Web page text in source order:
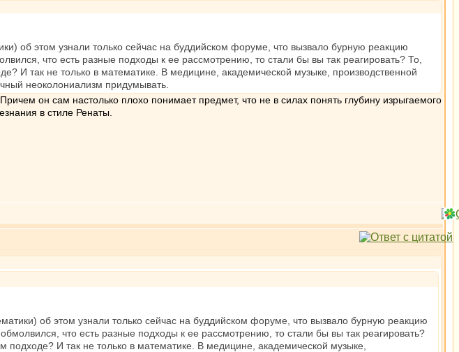
об этом узнали только сейчас на буддийском форуме, что вызвало бурную реакцию
что есть разные подходы к ее рассмотрению, то стали бы вы так реагировать? То,
И так не только в математике. В медицине, академической музыке, производственной
неоколониализм придумывать.
он сам настолько плохо понимает предмет, что не в силах понять глубину изрыгаемого
в стиле Ренаты.
об этом узнали только сейчас на буддийском форуме, что вызвало бурную реакцию
что есть разные подходы к ее рассмотрению, то стали бы вы так реагировать?
подходе? И так не только в математике. В медицине, академической музыке,